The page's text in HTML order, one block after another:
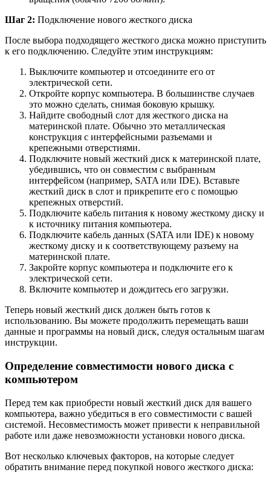
Шаг 2: Подключение нового жесткого диска
После выбора подходящего жесткого диска можно приступить
к его подключению. Следуйте этим инструкциям:
Выключите компьютер и отсоедините его от
электрической сети.
Откройте корпус компьютера. В большинстве случаев
это можно сделать, снимая боковую крышку.
Найдите свободный слот для жесткого диска на
материнской плате. Обычно это металлическая
конструкция с интерфейсными разъемами и
крепежными отверстиями.
Подключите новый жесткий диск к материнской плате,
убедившись, что он совместим с выбранным
интерфейсом (например, SATA или IDE). Вставьте
жесткий диск в слот и прикрепите его с помощью
крепежных отверстий.
Подключите кабель питания к новому жесткому диску и
к источнику питания компьютера.
Подключите кабель данных (SATA или IDE) к новому
жесткому диску и к соответствующему разъему на
материнской плате.
Закройте корпус компьютера и подключите его к
электрической сети.
Включите компьютер и дождитесь его загрузки.
Теперь новый жесткий диск должен быть готов к
использованию. Вы можете продолжить перемещать ваши
данные и программы на новый диск, следуя остальным шагам
инструкции.
Определение совместимости нового диска с
компьютером
Перед тем как приобрести новый жесткий диск для вашего
компьютера, важно убедиться в его совместимости с вашей
системой. Несовместимость может привести к неправильной
работе или даже невозможности установки нового диска.
Вот несколько ключевых факторов, на которые следует
обратить внимание перед покупкой нового жесткого диска: